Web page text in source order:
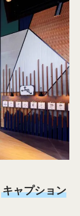
キャプション